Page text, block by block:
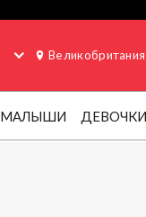
Великобритания
МАЛЫШИ ДЕВОЧКИ